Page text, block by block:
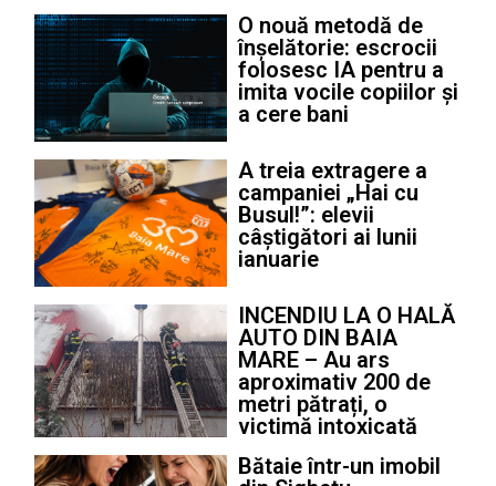
O nouă metodă de
înșelătorie: escrocii
folosesc IA pentru a
imita vocile copiilor și
a cere bani
A treia extragere a
campaniei „Hai cu
Busul!”: elevii
câștigători ai lunii
ianuarie
INCENDIU LA O HALĂ
AUTO DIN BAIA
MARE – Au ars
aproximativ 200 de
metri pătrați, o
victimă intoxicată
Bătaie într-un imobil